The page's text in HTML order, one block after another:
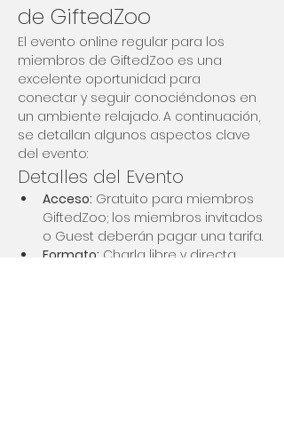
de GiftedZoo
El evento online regular para los
miembros de GiftedZoo es una
excelente oportunidad para
conectar y seguir conociéndonos en
un ambiente relajado. A continuación,
se detallan algunos aspectos clave
del evento:
Detalles del Evento
Acceso: Gratuito para miembros
GiftedZoo; los miembros invitados
o Guest deberán pagar una tarifa.
Formato: Charla libre y directa,